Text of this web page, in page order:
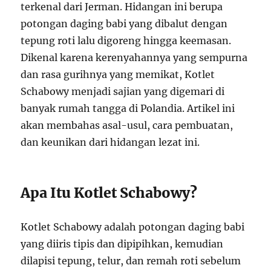
terkenal dari Jerman. Hidangan ini berupa
potongan daging babi yang dibalut dengan
tepung roti lalu digoreng hingga keemasan.
Dikenal karena kerenyahannya yang sempurna
dan rasa gurihnya yang memikat, Kotlet
Schabowy menjadi sajian yang digemari di
banyak rumah tangga di Polandia. Artikel ini
akan membahas asal-usul, cara pembuatan,
dan keunikan dari hidangan lezat ini.
Apa Itu Kotlet Schabowy?
Kotlet Schabowy adalah potongan daging babi
yang diiris tipis dan dipipihkan, kemudian
dilapisi tepung, telur, dan remah roti sebelum